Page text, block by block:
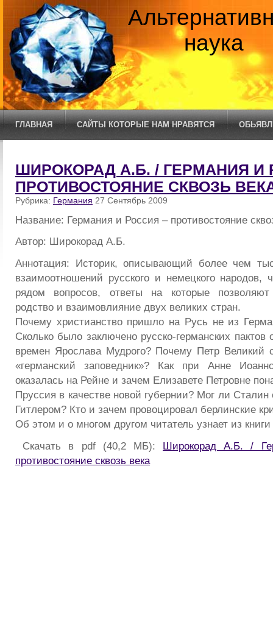
наука
ГЛАВНАЯ САЙТЫ КОТОРЫЕ НАМ НРАВЯТСЯ
ШИРОКОРАД А.Б. / ГЕРМАНИЯ И
ПРОТИВОСТОЯНИЕ СКВОЗЬ
Рубрика: Германия 27 Сентябрь 2009
Название: Германия и Россия – противостояние
Автор: Широкорад А.Б.
Аннотация: Историк, описывающий более чем
взаимоотношений русского и немецкого народов,
рядом вопросов, ответы на которые
родство и взаимовлияние двух великих стран.
Почему христианство пришло на Русь не из
Сколько было заключено русско-германских
времен Ярослава Мудрого? Почему Петр Великий
«германский заповедник»? Как при Анне
оказалась на Рейне и зачем Елизавете Петровне
Пруссия в качестве новой губернии? Мог ли Сталин
Гитлером? Кто и зачем провоцировал берлинские
Об этом и о многом другом читатель узнает из
Скачать в pdf (40,2 МБ): Широкорад А.Б. /
противостояние сквозь века